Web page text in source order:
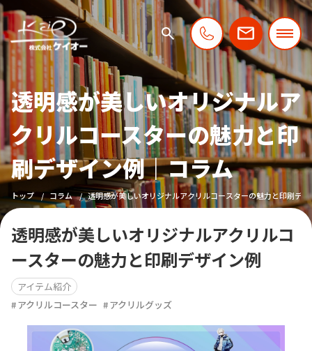
透明感が美しいオリジナルア
クリルコースターの魅力と印
刷デザイン例｜コラム
トップ コラム 透明感が美しいオリジナルアクリルコースターの魅力と印刷デ
透明感が美しいオリジナルアクリルコ
ースターの魅力と印刷デザイン例
アイテム紹介
アクリルコースター
アクリルグッズ